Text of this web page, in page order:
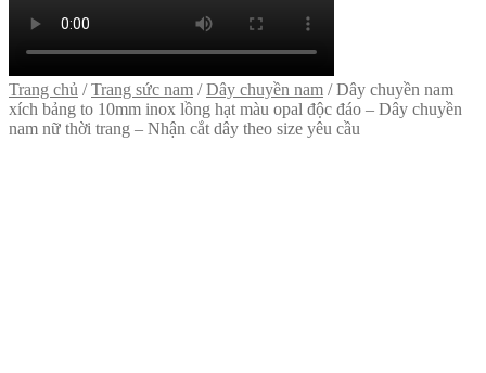
Trang chủ /Trang sức nam /Dây chuyền nam /Dây chuyền nam
xích bảng to 10mm inox lồng hạt màu opal độc đáo – Dây chuyền
nam nữ thời trang – Nhận cắt dây theo size yêu cầu